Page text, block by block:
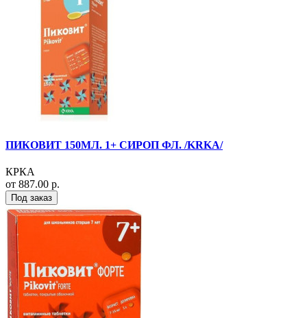
ПИКОВИТ 150МЛ. 1+ СИРОП ФЛ. /KRKA/
КРКА
от 887.00 р.
Под заказ